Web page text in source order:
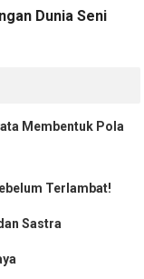
Dunia Seni
Membentuk Pola
Terlambat!
Sastra